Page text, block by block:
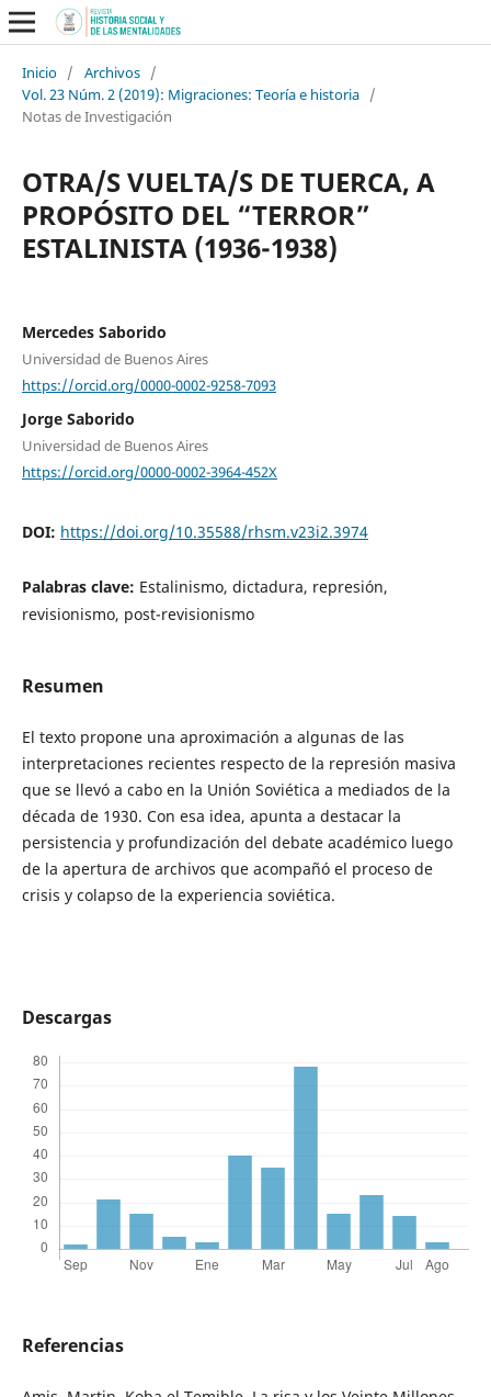
Inicio / Archivos /
Vol. 23 Núm. 2 (2019): Migraciones: Teoría e historia /
Notas de Investigación
OTRA/S VUELTA/S DE TUERCA, A
PROPÓSITO DEL “TERROR”
ESTALINISTA (1936-1938)
Mercedes Saborido
Universidad de Buenos Aires
https://orcid.org/0000-0002-9258-7093
Jorge Saborido
Universidad de Buenos Aires
https://orcid.org/0000-0002-3964-452X
DOI: https://doi.org/10.35588/rhsm.v23i2.3974
Palabras clave: Estalinismo, dictadura, represión,
revisionismo, post-revisionismo
Resumen
El texto propone una aproximación a algunas de las
interpretaciones recientes respecto de la represión masiva
que se llevó a cabo en la Unión Soviética a mediados de la
década de 1930. Con esa idea, apunta a destacar la
persistencia y profundización del debate académico luego
de la apertura de archivos que acompañó el proceso de
crisis y colapso de la experiencia soviética.
Descargas
Referencias